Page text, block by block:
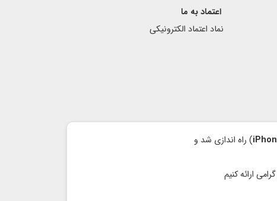
اعتماد به ما
نماد اعتماد الكترونیكی
) راه اندازی شد و